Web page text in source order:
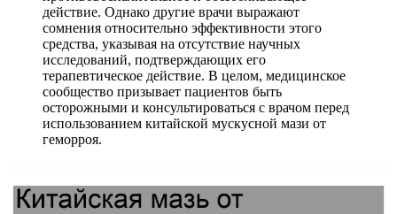
действие. Однако другие врачи выражают
сомнения относительно эффективности этого
средства, указывая на отсутствие научных
исследований, подтверждающих его
терапевтическое действие. В целом, медицинское
сообщество призывает пациентов быть
осторожными и консультироваться с врачом перед
использованием китайской мускусной мази от
геморроя.